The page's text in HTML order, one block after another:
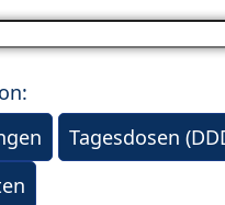
Tagesdosen